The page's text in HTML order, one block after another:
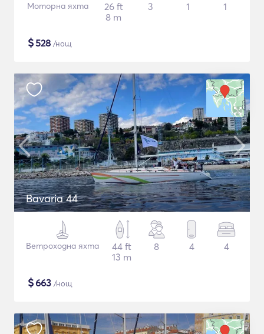
Моторна яхта
26 ft
8 m
3 1 1
$528 /нощ
Bavaria 44
Ветроходна яхта
44 ft
13 m
8 4 4
$663 /нощ